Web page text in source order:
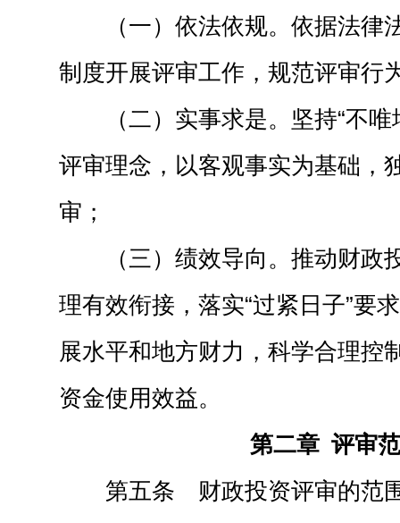
（一）依法依规。依据法
制度开展评审工作，规范评审行
（二）实事求是。坚持“不
评审理念，以客观事实为基础，
审；
（三）绩效导向。推动财
理有效衔接，落实“过紧日子”要
展水平和地方财力，科学合理控
资金使用效益。
第二章 评审
第五条 财政投资评审的范